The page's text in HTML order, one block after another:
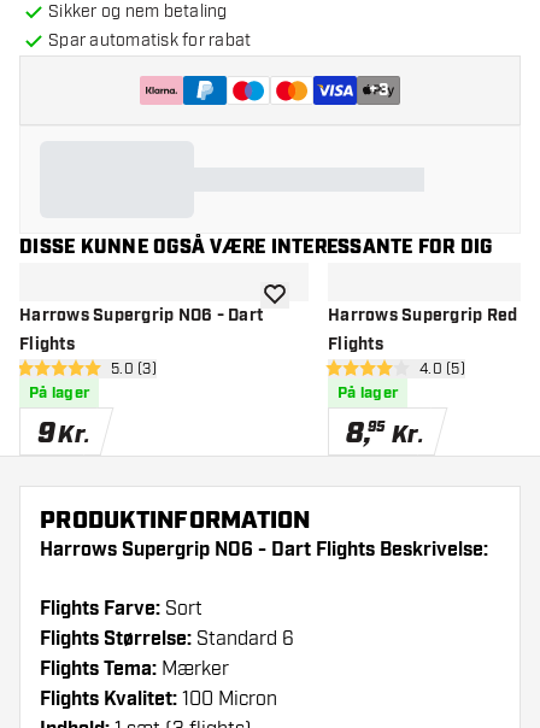
Sikker og nem betaling
Spar automatisk for rabat
+3
DISSE KUNNE OGSÅ VÆRE INTERESSANTE FOR DIG
Harrows Supergrip NO6 - Dart
Flights
åbn anmeldelsespanel
5 bedømmelsesstjerner
5.0 (3)
På lager
9Kr.
tilføje til ønskeliste
Harrows Supergrip Red -
Flights
åbn
4 bedømmelsesstjerner
4.0 (5)
På lager
8,95 Kr.
PRODUKTINFORMATION
Harrows Supergrip NO6 - Dart Flights Beskrivelse:
Flights Farve: Sort
Flights Størrelse: Standard 6
Flights Tema: Mærker
Flights Kvalitet: 100 Micron